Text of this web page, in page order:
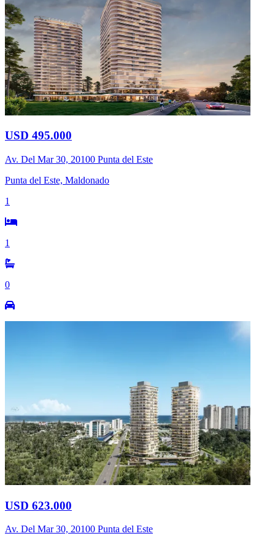
USD 495.000
Av. Del Mar 30, 20100 Punta del Este
Punta del Este, Maldonado
1
1
0
USD 623.000
Av. Del Mar 30, 20100 Punta del Este